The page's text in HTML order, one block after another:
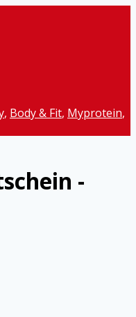
, Body & Fit, Myprotein,
-